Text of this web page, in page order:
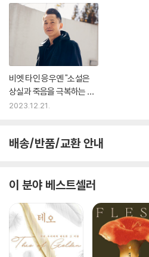
상흔을 남긴 서구의 제국주의와, 그 상흔
보편성을 찾기를 갈구하는 베트남인들
도 타협을 모르는 탁월함으로 그려낸 『헌
어마한 반전을 숨겨둔 채 독자를 기다리고
■ 이 책에 쏟아진 찬사
『동조자』로 퓰리처상을 수상한 작가 비
공이 맞이한 위기를 통해 블랙 코미디를
리뷰
비엣 타인 응우옌 "소설은
상실과 죽음을 극복하는 무
기이자, 애도의 방식"
2023.12.21.
배송/반품/교환 안내
이 분야 베스트셀러